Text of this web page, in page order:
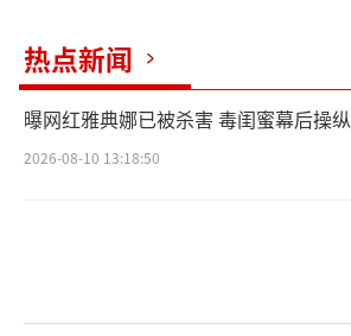
热点新闻
曝网红雅典娜已被杀害 毒闺蜜幕后操纵
2026-08-10 13:18:50